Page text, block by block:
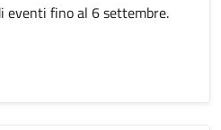
eventi fino al 6 settembre.
SANT'ALESSANDRO 2026: